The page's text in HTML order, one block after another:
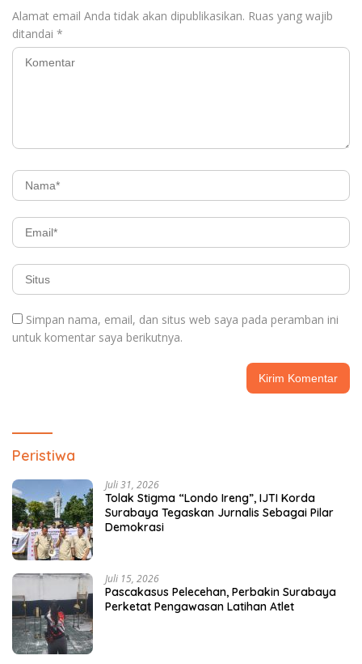
Alamat email Anda tidak akan dipublikasikan. Ruas yang wajib
ditandai *
Simpan nama, email, dan situs web saya pada peramban ini
untuk komentar saya berikutnya.
Peristiwa
Juli 31, 2026
Tolak Stigma “Londo Ireng”, IJTI Korda
Surabaya Tegaskan Jurnalis Sebagai Pilar
Demokrasi
Juli 15, 2026
Pascakasus Pelecehan, Perbakin Surabaya
Perketat Pengawasan Latihan Atlet